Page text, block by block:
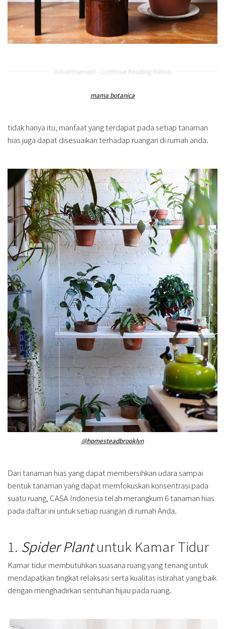
Advertisement - Continue Reading Below
mama botanica
tidak hanya itu, manfaat yang terdapat pada setiap tanaman
hias juga dapat disesuaikan terhadap ruangan di rumah anda.
@homesteadbrooklyn
Dari tanaman hias yang dapat membersihkan udara sampai
bentuk tanaman yang dapat memfokuskan konsentrasi pada
suatu ruang, CASA Indonesia telah merangkum 6 tanaman hias
pada daftar ini untuk setiap ruangan di rumah Anda.
1. Spider Plantuntuk Kamar Tidur
Kamar tidur membutuhkan suasana ruang yang tenang untuk
mendapatkan tingkat relaksasi serta kualitas istirahat yang baik
dengan menghadirkan sentuhan hijau pada ruang.